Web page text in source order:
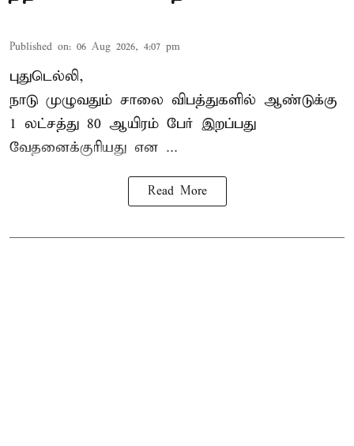
Published on: 06 Aug 2026, 4:07 pm
புதுடெல்லி,
நாடு முழுவதும் சாலை விபத்துகளில் ஆண்டுக்கு
1 லட்சத்து 80 ஆயிரம் பேர் இறப்பது
வேதனைக்குரியது என ...
Read More